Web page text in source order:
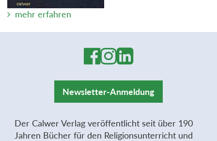
mehr erfahren
Newsletter-Anmeldung
Der Calwer Verlag veröffentlicht seit über 190
Jahren Bücher für den Religionsunterricht und